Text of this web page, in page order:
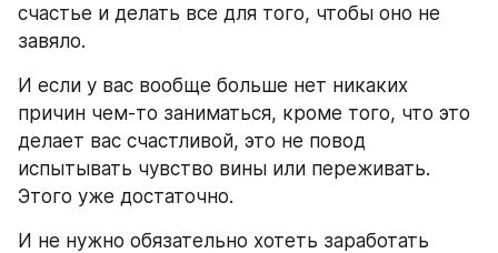
счастье и делать все для того, чтобы оно не
завяло.
И если у вас вообще больше нет никаких
причин чем-то заниматься, кроме того, что это
делает вас счастливой, это не повод
испытывать чувство вины или переживать.
Этого уже достаточно.
И не нужно обязательно хотеть заработать